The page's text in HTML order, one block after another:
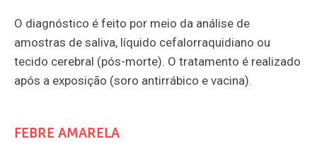
O diagnóstico é feito por meio da análise de
amostras de saliva, líquido cefalorraquidiano ou
tecido cerebral (pós-morte). O tratamento é realizado
após a exposição (soro antirrábico e vacina).
FEBRE AMARELA